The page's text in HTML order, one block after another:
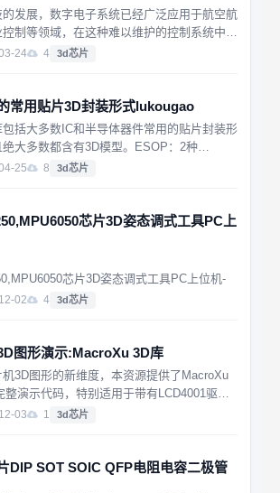
的发展，数字电子系统已经广泛应用于航空航
控制等领域，在这种难以维护的控制系统中，
子设备的正常无故障运行，因此对高可靠性
24 4 3d芯片
常用贴片3D封装形式lukougao
括大多数IC和半导体器件常用的贴片封装形
大多数都含有3D模型。ESOP：2种
种，几乎包含了所有尺寸；MSOP：3种
25 8 3d芯片
芯片3D姿态调式工具PC上
芯片3D姿态调式工具PC上位机-
02 4 3d芯片
图形演示:MacroXu 3D库
3D图形的新维度，本资源提供了MacroXu
整演示代码，特别适用于带有LCD4001驱动
过这套免费下载的资料，您可以轻松实现从
03 1 3d芯片
DIP SOT SOIC QFP电阻电容二极管